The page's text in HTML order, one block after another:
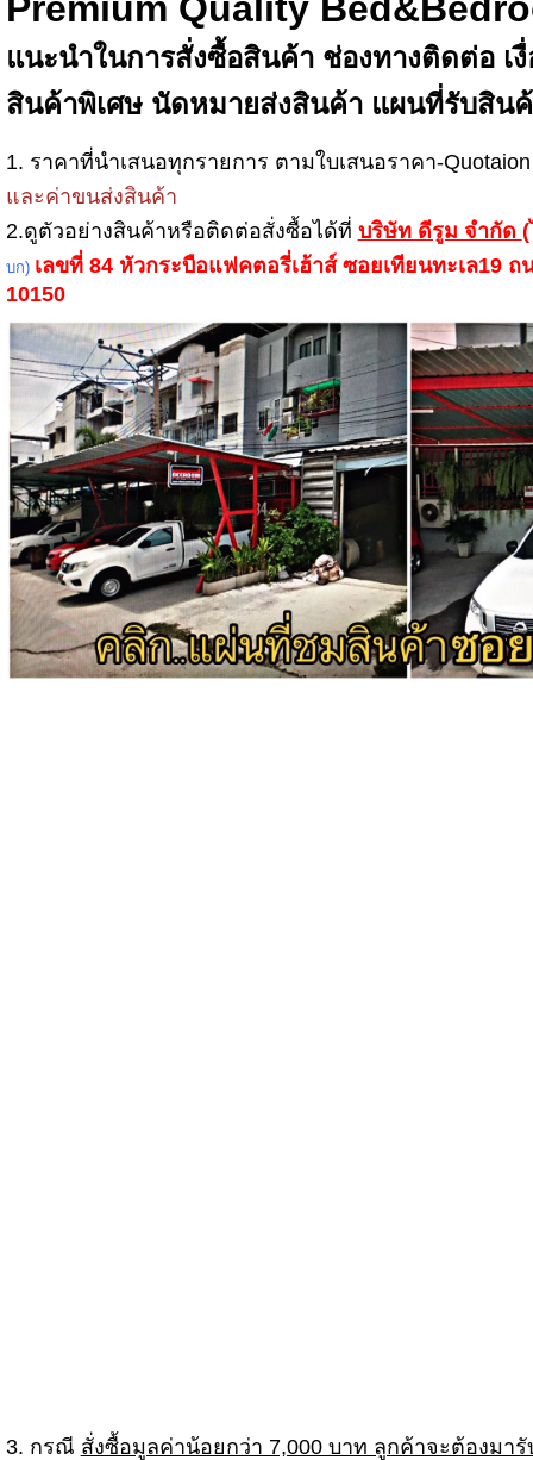
แนะนำในการสั่งซื้อสินค้า ช่องทางติดต่อ เ
สินค้าพิเศษ นัดหมายส่งสินค้า แผนที่รับสิน
1. ราคาที่นำเสนอทุกรายการ ตามใบเสนอราคา-
และค่าขนส่งสินค้า
2.ดูตัวอย่างสินค้าหรือติดต่อสั่งซื้อได้ที่ บริษัท ดีรูม จำกัด
บก) เลขที่ 84 หัวกระบือแฟคตอรี่เฮ้าส์ ซอยเทียนทะเล19
10150
3. กรณี สั่งซื้อมูลค่าน้อยกว่า 7,000 บาท ลูกค้าจะต้องมา